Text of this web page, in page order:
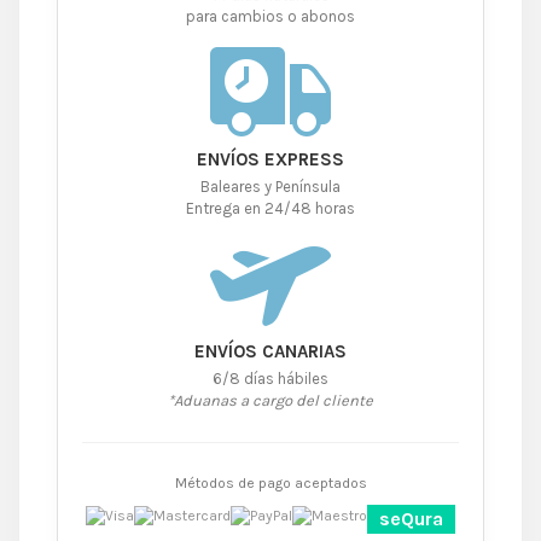
para cambios o abonos
ENVÍOS EXPRESS
Baleares y Península
Entrega en 24/48 horas
ENVÍOS CANARIAS
6/8 días hábiles
*Aduanas a cargo del cliente
Métodos de pago aceptados
seQura